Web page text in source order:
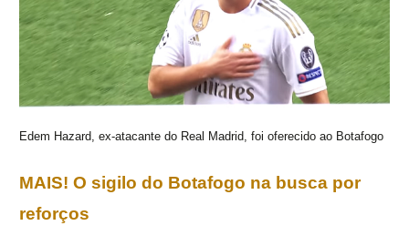
Edem Hazard, ex-atacante do Real Madrid, foi oferecido ao Botafogo
MAIS! O sigilo do Botafogo na busca por
reforços